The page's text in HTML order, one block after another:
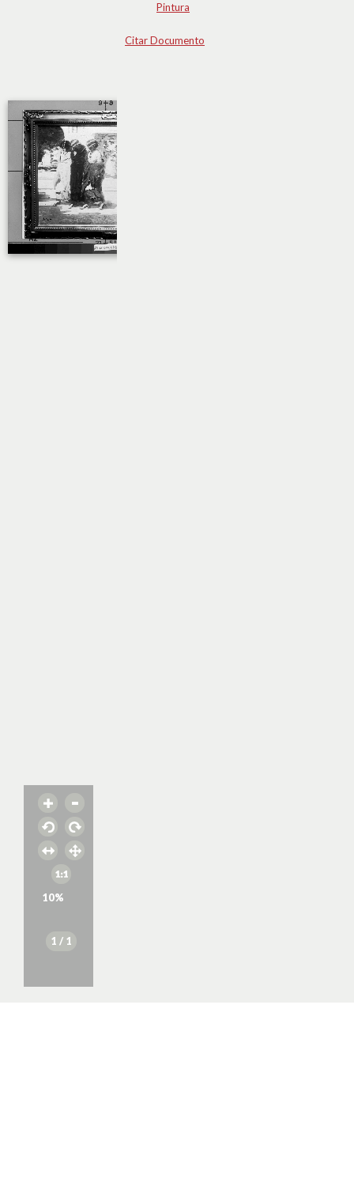
10%
1 / 1
Pintura
Citar Documento